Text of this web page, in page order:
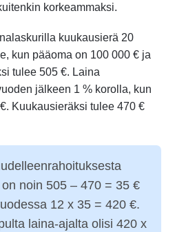
korkeammaksi.
kuukausierä 20
kun pääoma on 100 000 € ja
tulee 505 €. Laina
jälkeen 1 % korolla, kun
Kuukausieräksi tulee 470 €
noin 505 – 470 = 35 €
12 x 35 = 420 €.
laina-ajalta olisi 420 x